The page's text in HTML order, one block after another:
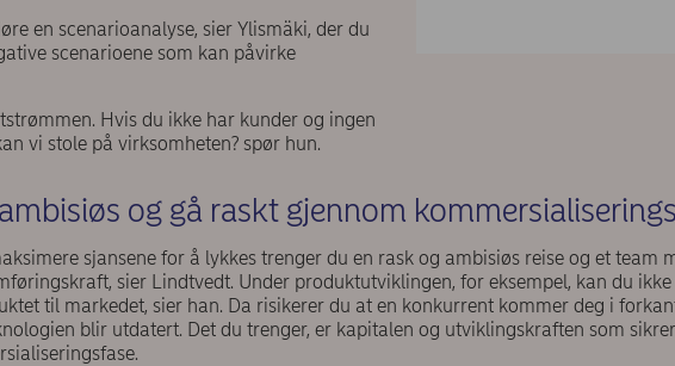
en scenarioanalyse, sier Ylismäki, der du
scenarioene som kan påvirke
Hvis du ikke har kunder og ingen
vi stole på virksomheten? spør hun.
og gå raskt gjennom
sjansene for å lykkes trenger du en rask og ambisiøs reise og et team
sier Lindtvedt. Under produktutviklingen, for eksempel, kan du
til markedet, sier han. Da risikerer du at en konkurrent kommer deg i
blir utdatert. Det du trenger, er kapitalen og utviklingskraften som